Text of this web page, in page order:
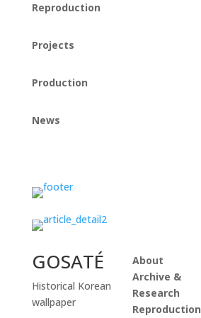
Reproduction
Projects
Production
News
GOSATÉ
Historical Korean
wallpaper
About
Archive &
Research
Reproduction